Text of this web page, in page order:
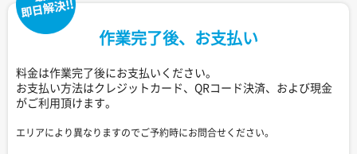
作業完了後、お支払い
料金は作業完了後にお支払いください。
お支払い方法はクレジットカード、QRコード決済、および現金
がご利用頂けます。
エリアにより異なりますのでご予約時にお問合せください。